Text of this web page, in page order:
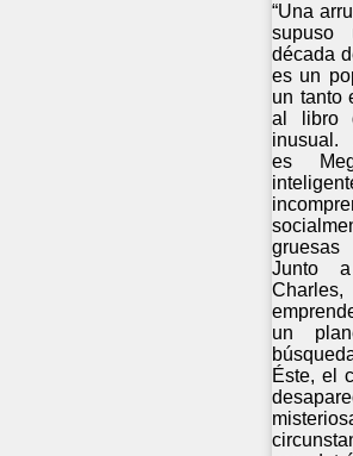
“Una
década
es un
un tanto
al libro
inusual.
es
Junto
un
Éste, el